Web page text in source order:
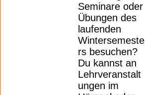
Seminare oder
Übungen des
laufenden
Wintersemeste
rs besuchen?
Du kannst an
Lehrveranstalt
ungen im